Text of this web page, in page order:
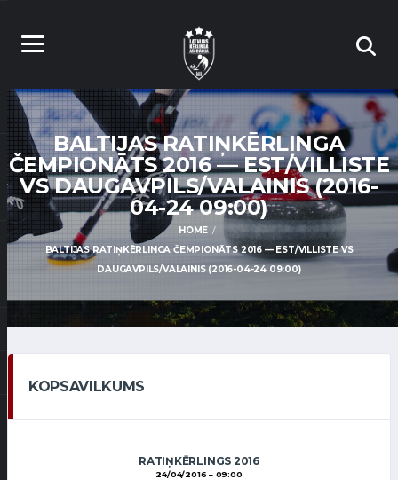
BALTIJAS RATIŅKĒRLINGA
ČEMPIONĀTS 2016 — EST/VILLISTE
VS DAUGAVPILS/VALAINIS (2016-
04-24 09:00)
HOME
BALTIJAS RATIŅKĒRLINGA ČEMPIONĀTS 2016 — EST/VILLISTE VS
DAUGAVPILS/VALAINIS (2016-04-24 09:00)
KOPSAVILKUMS
RATIŅKĒRLINGS 2016
24/04/2016 09:00